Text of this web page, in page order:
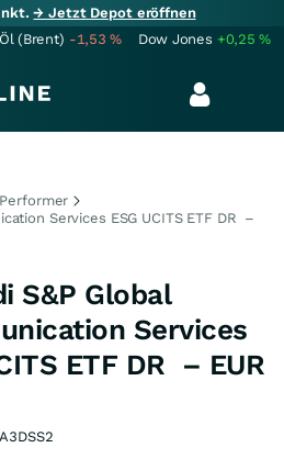
→ Jetzt Depot eröffnen
Öl (Brent) -1,53% Dow Jones +0,25%
Services ESG UCITS ETF DR –
S&P Global
Services
ETF DR – EUR
A3DSS2